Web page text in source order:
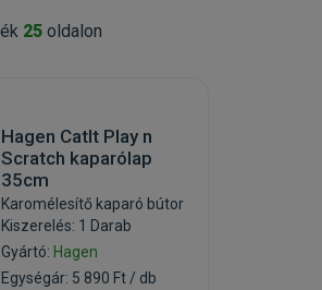
25 oldalon
Hagen CatIt Play n
Scratch kaparólap
35cm
Karomélesítő kaparó bútor
Kiszerelés: 1 Darab
Gyártó: Hagen
Egységár: 5 890 Ft / db